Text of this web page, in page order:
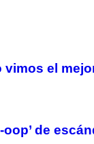
vimos el
de